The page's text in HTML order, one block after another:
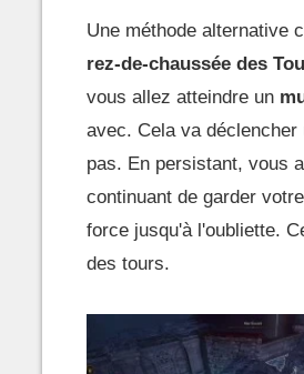
Une méthode alternative
rez-de-chaussée des
vous allez atteindre un
avec. Cela va
pas. En persistant, vous
continuant de garder
force jusqu'à l'oubliette.
des tours.